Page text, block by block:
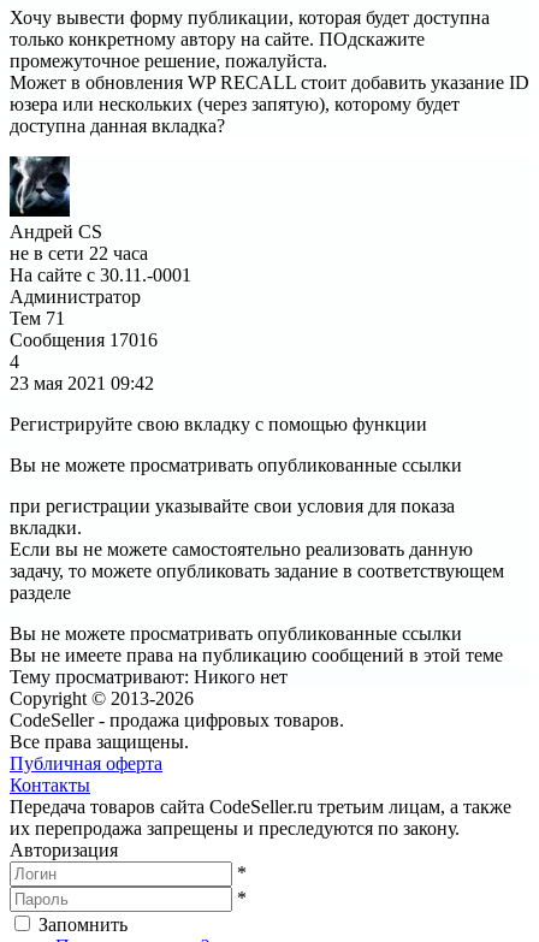
Хочу вывести форму публикации, которая будет доступна
только конкретному автору на сайте. ПОдскажите
промежуточное решение, пожалуйста.
Может в обновления WP RECALL стоит добавить указание ID
юзера или нескольких (через запятую), которому будет
доступна данная вкладка?
Андрей CS
не в сети 22 часа
На сайте с 30.11.-0001
Администратор
Тем 71
Сообщения 17016
4
23 мая 2021 09:42
Регистрируйте свою вкладку с помощью функции
Вы не можете просматривать опубликованные ссылки
при регистрации указывайте свои условия для показа
вкладки.
Если вы не можете самостоятельно реализовать данную
задачу, то можете опубликовать задание в соответствующем
разделе
Вы не можете просматривать опубликованные ссылки
Вы не имеете права на публикацию сообщений в этой теме
Тему просматривают: Никого нет
Copyright © 2013-2026
CodeSeller - продажа цифровых товаров.
Все права защищены.
Публичная оферта
Контакты
Передача товаров сайта CodeSeller.ru третьим лицам, а также
их перепродажа запрещены и преследуются по закону.
Авторизация
*
*
Запомнить